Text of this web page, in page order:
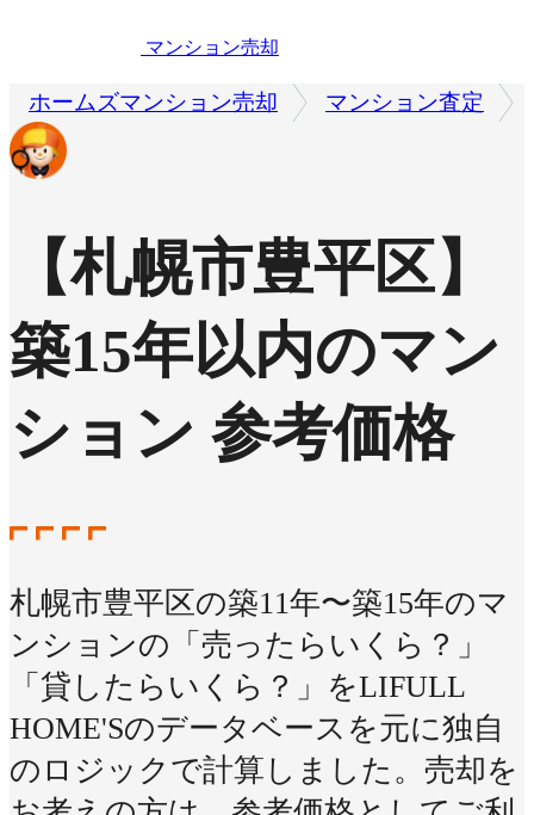
マンション売却
ホームズマンション売却 マンション査定
【札幌市豊平区】
築15年以内のマン
ション 参考価格
札幌市豊平区の築11年〜築15年のマ
ンションの「売ったらいくら？」
「貸したらいくら？」をLIFULL
HOME'Sのデータベースを元に独自
のロジックで計算しました。売却を